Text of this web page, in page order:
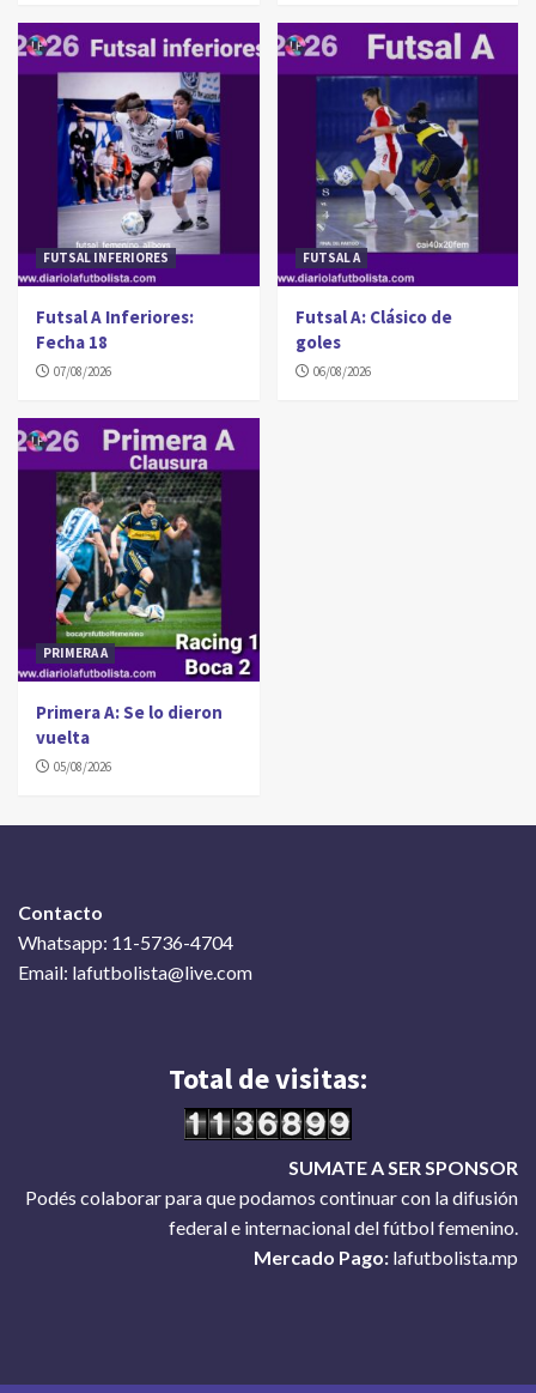
FUTSAL INFERIORES
Futsal A Inferiores:
Fecha 18
07/08/2026
FUTSAL A
Futsal A: Clásico de
goles
06/08/2026
PRIMERA A
Primera A: Se lo dieron
vuelta
05/08/2026
Contacto
Whatsapp: 11-5736-4704
Email: lafutbolista@live.com
Total de visitas:
SUMATE A SER SPONSOR
Podés colaborar para que podamos continuar con la difusión
federal e internacional del fútbol femenino.
Mercado Pago: lafutbolista.mp